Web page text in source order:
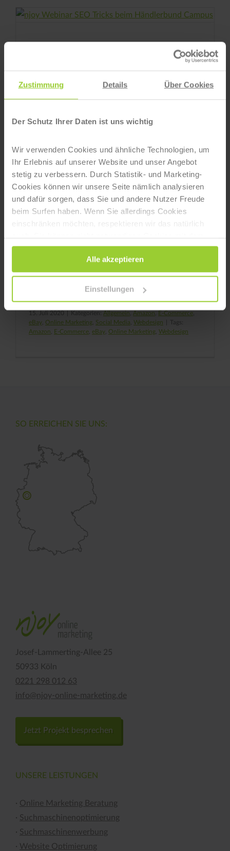
Zustimmung Details Über Cookies
Der Schutz Ihrer Daten ist uns wichtig
Wir verwenden Cookies und ähnliche Technologien, um
Ihr Erlebnis auf unserer Website und unser Angebot
stetig zu verbessern. Durch Statistik- und Marketing-
Cookies können wir unsere Seite nämlich analysieren
und dafür sorgen, dass Sie und andere Nutzer Freude
beim Surfen haben. Wenn Sie allerdings Cookies
einschränken möchten, respektieren wir das natürlich
Klick auf die Schaltfläche „Alle akzeptieren“ zustimmen
oder per Klick auf „Einstellungen“ einzelne Cookies oder
alle Cookies auswählen.
Alle akzeptieren
Einstellungen
njoy Webinar SEO Tricks für Onlineshops beim
11. Februar 2021 Kategorien:Allgemein Amazon , E-
njoy auf dem Amazon Seller Day
8. Oktober 2020 | Kategorien:Allgemein,Amazon,E-
Commerce,Online Marketing | Tags:Amazon ,E-Commerce,
Online Marketing
Produktfotografie – Mit diesen Tipps und
Tricks setzt du dein Produkt perfekt in Szene
15. Juli 2020 Allgemein Amazon E-Commerce
eBay Online Marketing Social Media Webdesign
Amazon
E-Commerce eBay Online Marketing Webdesign
SO ERREICHEN SIE UNS:
Josef-Lammerting-Allee 25
50933 Köln
0221 298 012 63
info@njoy-online-marketing.de
Jetzt Projekt besprechen
UNSERE LEISTUNGEN
· Online Marketing Beratung
· Suchmaschinen­optimierung
· Suchmaschinen­werbung
· Website Optimierung